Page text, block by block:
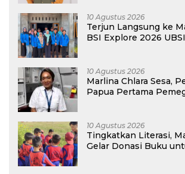
10 Agustus 2026
Terjun Langsung ke
BSI Explore 2026
10 Agustus 2026
Marlina Chlara Sesa,
Papua Pertama
10 Agustus 2026
Tingkatkan Literasi,
Gelar Donasi Buku